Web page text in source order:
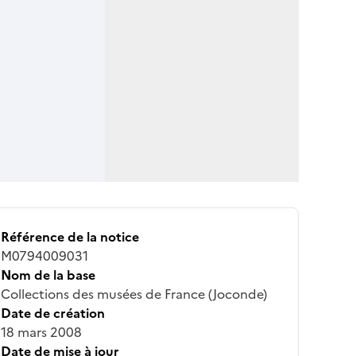
Référence de la notice
M0794009031
Nom de la base
Collections des musées de France (Joconde)
Date de création
18 mars 2008
Date de mise à jour